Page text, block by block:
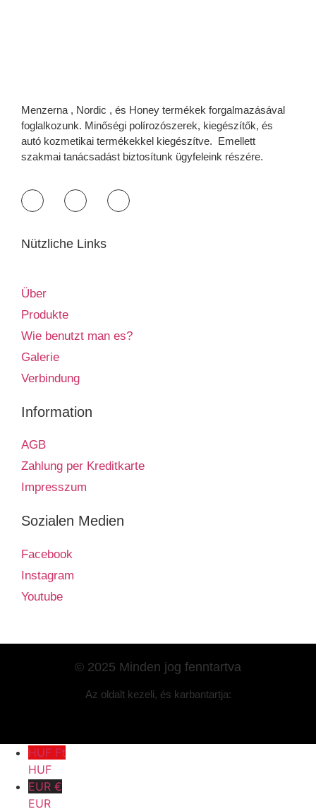
Menzerna , Nordic , és Honey termékek forgalmazásával
foglalkozunk. Minőségi polírozószerek, kiegészítők, és
autó kozmetikai termékekkel kiegészítve. Emellett
szakmai tanácsadást biztosítunk ügyfeleink részére.
Nützliche Links
Über
Produkte
Wie benutzt man es?
Galerie
Verbindung
Information
AGB
Zahlung per Kreditkarte
Impresszum
Sozialen Medien
Facebook
Instagram
Youtube
© 2025 Minden jog fenntartva
Az oldalt kezeli, és karbantartja:
HUF Ft
HUF
EUR €
EUR